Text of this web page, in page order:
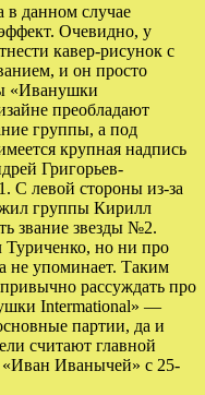
в данном случае
Очевидно, у
кавер-рисунок с
и он просто
«Иванушки
преобладают
группы, а под
крупная надпись
Григорьев-
С левой стороны из-за
группы Кирилл
звание звезды №2.
Туриченко, но ни про
не упоминает. Таким
рассуждать про
Intermational» —
партии, да и
считают главной
«Иван Иванычей» с 25-